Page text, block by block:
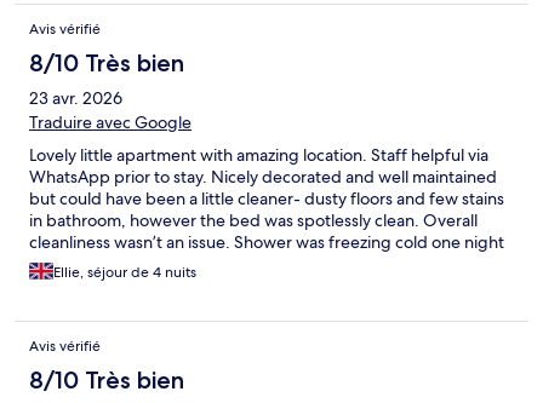
Avis vérifié
8/10 Très bien
23 avr. 2026
Traduire avec Google
Lovely little apartment with amazing location. Staff helpful via
WhatsApp prior to stay. Nicely decorated and well maintained
but could have been a little cleaner- dusty floors and few stains
in bathroom, however the bed was spotlessly clean. Overall
cleanliness wasn’t an issue. Shower was freezing cold one night
but great the rest of the time. Good amenities for an apartment.
Would stay here again.
Ellie, séjour de 4 nuits
Avis vérifié
8/10 Très bien